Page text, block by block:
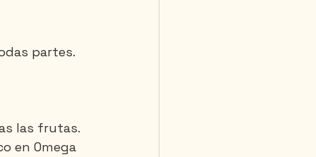
partes.
las frutas.
en Omega